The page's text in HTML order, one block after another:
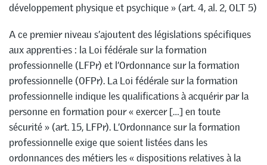
développement physique et psychique » (art. 4, al. 2, OLT 5)
A ce premier niveau s’ajoutent des législations spécifiques
aux apprenti·es : la Loi fédérale sur la formation
professionnelle (LFPr) et l’Ordonnance sur la formation
professionnelle (OFPr). La Loi fédérale sur la formation
professionnelle indique les qualifications à acquérir par la
personne en formation pour « exercer […] en toute
sécurité » (art. 15, LFPr). L’Ordonnance sur la formation
professionnelle exige que soient listées dans les
ordonnances des métiers les « dispositions relatives à la